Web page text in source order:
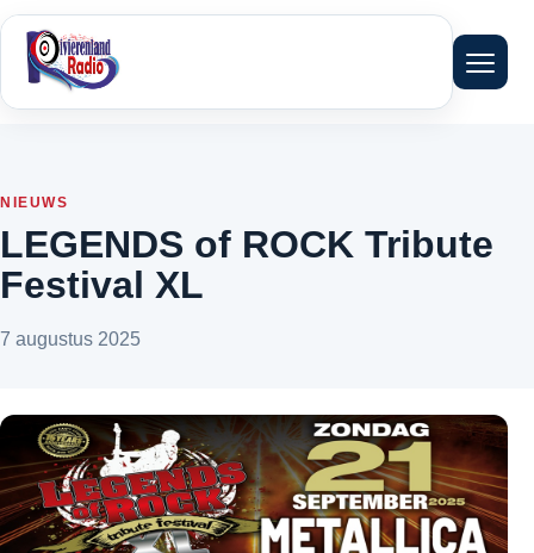
Menu
NIEUWS
LEGENDS of ROCK Tribute
Festival XL
7 augustus 2025